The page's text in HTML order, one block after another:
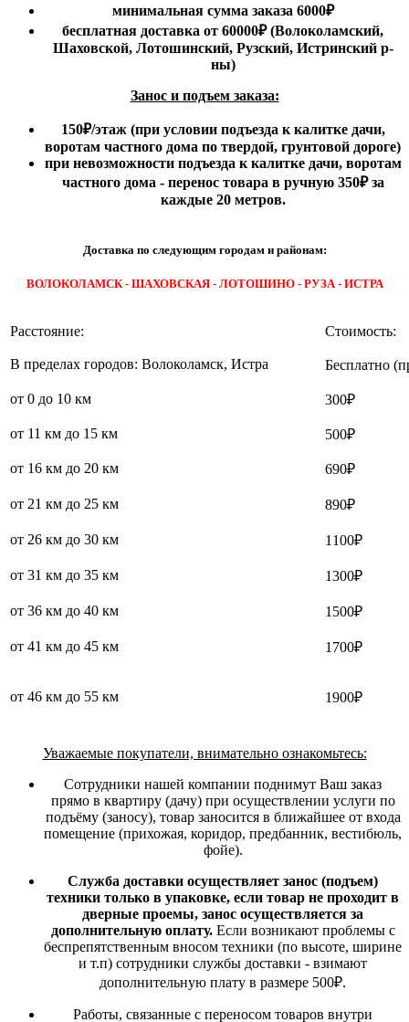
минимальная сумма заказа 6000₽
бесплатная доставка от 60000₽ (Волоколамский,
Шаховской, Лотошинский, Рузский, Истринский р-
ны)
Занос и подъем заказа:
150₽/этаж(при условии подъезда к калитке дачи,
воротам частного дома по твердой, грунтовой дороге)
при невозможности подъезда к калитке дачи, воротам
частного дома - перенос товара в ручную 350₽ за
каждые 20 метров.
Доставка по следующим городам и районам:
ВОЛОКОЛАМСК - ШАХОВСКАЯ - ЛОТОШИНО - РУЗА - ИСТРА
Расстояние: Стоимость:
В пределах городов: Волоколамск, Истра Бесплатно
от 0 до 10 км 300₽
от 11 км до 15 км 500₽
от 16 км до 20 км 690₽
от 21 км до 25 км 890₽
от 26 км до 30 км 1100₽
от 31 км до 35 км 1300₽
от 36 км до 40 км 1500₽
от 41 км до 45 км 1700₽
от 46 км до 55 км 1900₽
Уважаемые покупатели, внимательно ознакомьтесь:
Сотрудники нашей компании поднимут Ваш заказ
прямо в квартиру (дачу) при осуществлении услуги по
подъёму (заносу), товар заносится в ближайшее от входа
помещение (прихожая, коридор, предбанник, вестибюль,
фойе).
Служба доставки осуществляет занос (подъем)
техники только в упаковке, если товар не проходит в
дверные проемы, занос осуществляется за
дополнительную оплату. Если возникают проблемы с
беспрепятственным вносом техники (по высоте, ширине
и т.п) сотрудники службы доставки - взимают
дополнительную плату в размере 500₽.
Работы, связанные с переносом товаров внутри